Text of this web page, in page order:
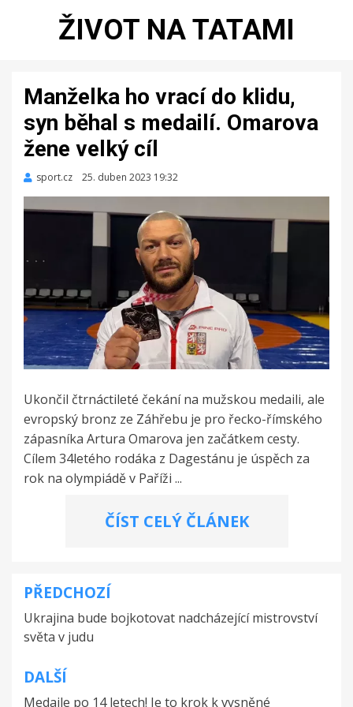
ŽIVOT NA TATAMI
Manželka ho vrací do klidu,
syn běhal s medailí. Omarova
žene velký cíl
sport.cz
Zveřejněno
25. duben 2023 19:32
Ukončil čtrnáctileté čekání na mužskou medaili, ale
evropský bronz ze Záhřebu je pro řecko-římského
zápasníka Artura Omarova jen začátkem cesty.
Cílem 34letého rodáka z Dagestánu je úspěch za
rok na olympiádě v Paříži ...
ČÍST CELÝ ČLÁNEK
Navigace
pro
příspěvek
PŘEDCHOZÍ
Ukrajina bude bojkotovat nadcházející mistrovství
světa v judu
DALŠÍ
Medaile po 14 letech! Je to krok k vysněné